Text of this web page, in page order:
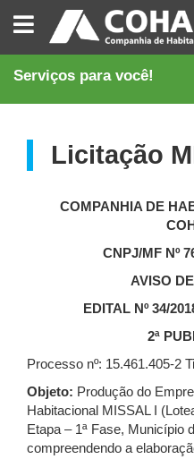
COMPANHIA
DE
HABITAÇÃO
DO
Serviços para você!
Licitação
COMPANHIA DE
CNPJ/MF Nº
AVISO
EDITAL Nº 34/
2ª
Processo nº: 15.461.405-2
Objeto: Produção do
Habitacional MISSAL I
Etapa – 1ª Fase, Município
compreendendo a